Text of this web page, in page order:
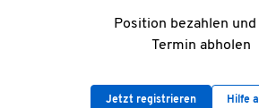
Position bezahlen
Termin abholen
Jetzt registrieren Hilfe